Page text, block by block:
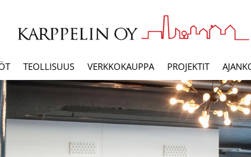
TEOLLISUUS VERKKOKAUPPA PROJEKTIT